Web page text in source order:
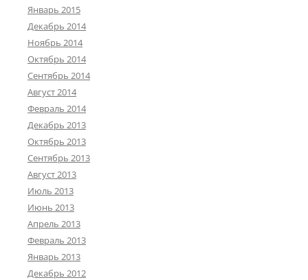
Январь 2015
Декабрь 2014
Ноябрь 2014
Октябрь 2014
Сентябрь 2014
Август 2014
Февраль 2014
Декабрь 2013
Октябрь 2013
Сентябрь 2013
Август 2013
Июль 2013
Июнь 2013
Апрель 2013
Февраль 2013
Январь 2013
Декабрь 2012